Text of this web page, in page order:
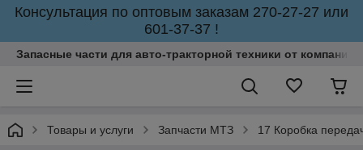
Консультация по оптовым заказам 270-27-27 или
601-37-37 !
Запасные части для авто-тракторной техники от
Товары и услуги Запчасти МТЗ 17 Коробка